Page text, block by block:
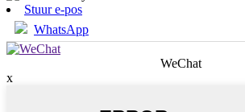
Stuur e-pos
WhatsApp
WeChat
x